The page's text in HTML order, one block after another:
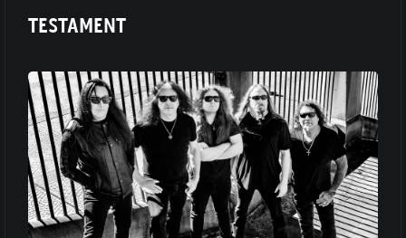
TESTAMENT